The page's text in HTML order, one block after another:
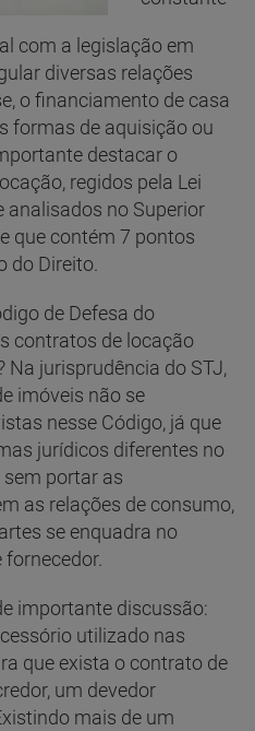
com a legislação em
diversas relações
o financiamento de casa
formas de aquisição ou
destacar o
regidos pela Lei
analisados no Superior
que contém 7 pontos
do Direito.
de Defesa do
contratos de locação
Na jurisprudência do STJ,
imóveis não se
nesse Código, já que
jurídicos diferentes no
portar as
as relações de consumo,
se enquadra no
importante discussão:
utilizado nas
que exista o contrato de
um devedor
mais de um